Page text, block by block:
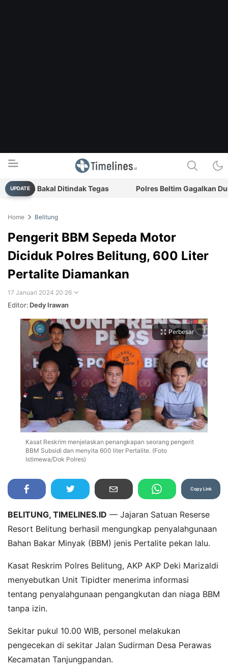
Timelines.id
Media Literasi, Sejarah & Budaya
UPDATEBakal Ditindak Tegas Polres Beltim Gagalkan
Home Belitung
Pengerit BBM Sepeda Motor
Diciduk Polres Belitung, 600 Liter
Pertalite Diamankan
17 Januari 2024 20:26
Editor: Dedy Irawan
Perbesar
Kasat Reskrim menjelaskan penangkapan seorang pengerit
BBM Subsidi dan menyita 600 liter Pertalite. (Foto
Istimewa/Dok Polres)
Copy Link
BELITUNG, TIMELINES.ID — Jajaran Satuan Reserse
Resort Belitung berhasil mengungkap penyalahgunaan
Bahan Bakar Minyak (BBM) jenis Pertalite pekan lalu.
Kasat Reskrim Polres Belitung, AKP AKP Deki Marizaldi
menyebutkan Unit Tipidter menerima informasi
tentang penyalahgunaan pengangkutan dan niaga BBM
tanpa izin.
Sekitar pukul 10.00 WIB, personel melakukan
pengecekan di sekitar Jalan Sudirman Desa Perawas
Kecamatan Tanjungpandan.